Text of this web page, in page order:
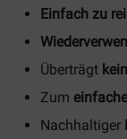
Einfach zu
Überträgt
Zum
Nachhaltiger